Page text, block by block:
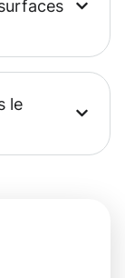
le